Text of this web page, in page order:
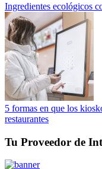
Ingredientes ecológicos
5 formas en que los
restaurantes
Tu Proveedor de